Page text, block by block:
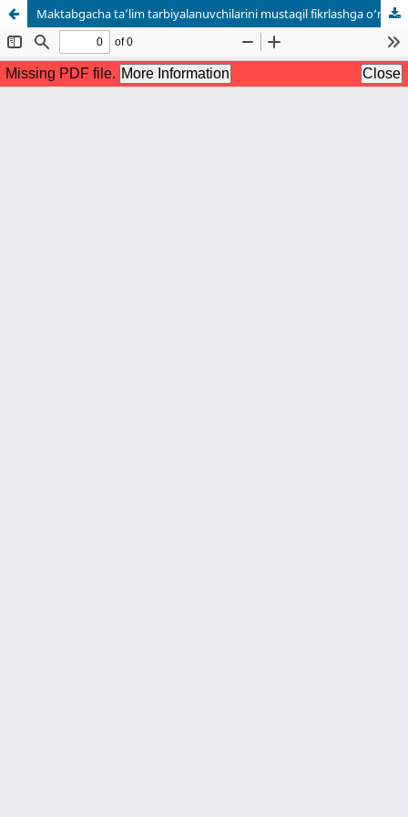
Maktabgacha ta’lim tarbiyalanuvchilarini mustaqil fikrlashga o‘rgatishda nutq o‘stirish metodikasidan foydalanish, metodik tavsiyalar berishni takomillashtirish